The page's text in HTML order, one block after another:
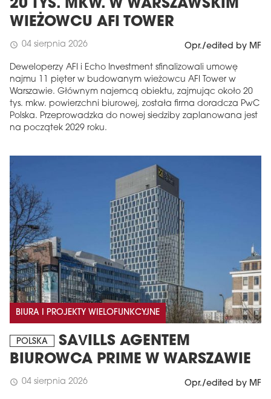
20 TYS. MKW. W WARSZAWSKIM
WIEŻOWCU AFI TOWER
schedule 04 sierpnia 2026 Opr./edited by MF
Deweloperzy AFI i Echo Investment sfinalizowali umowę
najmu 11 pięter w budowanym wieżowcu AFI Tower w
Warszawie. Głównym najemcą obiektu, zajmując około 20
tys. mkw. powierzchni biurowej, została firma doradcza PwC
Polska. Przeprowadzka do nowej siedziby zaplanowana jest
na początek 2029 roku.
BIURA I PROJEKTY WIELOFUNKCYJNE
POLSKA
SAVILLS AGENTEM
BIUROWCA PRIME W WARSZAWIE
schedule 04 sierpnia 2026 Opr./edited by MF